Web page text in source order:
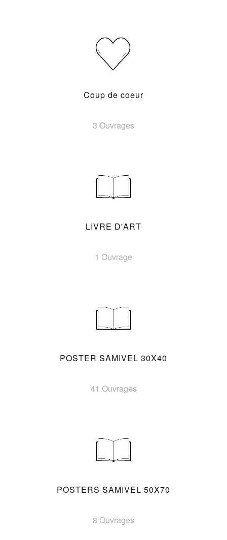
Coup de coeur
3 Ouvrages
LIVRE D'ART
1 Ouvrage
POSTER SAMIVEL 30X40
41 Ouvrages
POSTERS SAMIVEL 50X70
8 Ouvrages